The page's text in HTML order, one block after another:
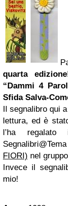
quarta
“Dammi 4
Sfida Salva-
Il segnalibro qui
lettura, ed è
l’ha
FIORI) nel gruppo
Invece il
mio!